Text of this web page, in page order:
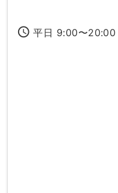
access_time 平日 9:00〜